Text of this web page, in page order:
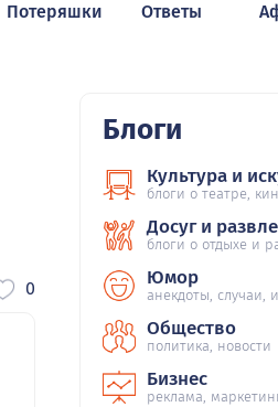
Потеряшки Ответы
0
Блоги
Культура и
блоги о театре,
Досуг и
блоги о отдыхе и
Юмор
анекдоты, случаи,
Общество
политика, новости
Бизнес
реклама,